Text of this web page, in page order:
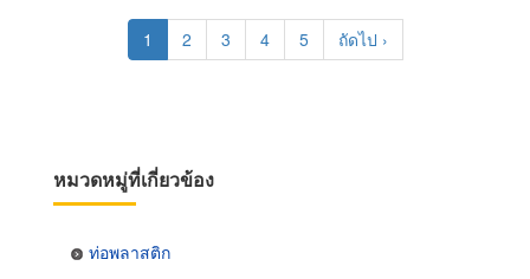
Pagination Current
page
1 Page
2 Page
3 Page
4 Page
5
Next
page
ถัดไป ›
หมวดหมู่ที่เกี่ยวข้อง
ท่อพลาสติก